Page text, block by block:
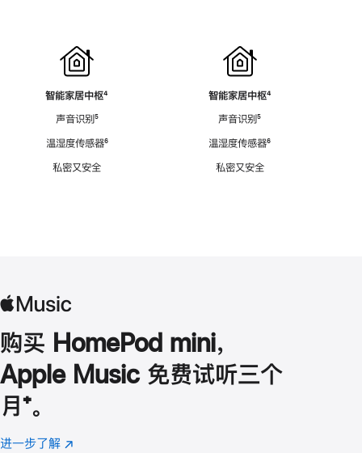
智能家居中枢脚
⁴
声音识别脚
⁵
温湿度传感器脚
⁶
私密又安全
智能家居中枢脚
⁴
声音识别脚
⁵
温湿度传感器脚
⁶
私密又安全
购买 HomePod mini，
Apple Music 免费试听三个
月 脚
注
⁺。
进一步了解 Apple
(在